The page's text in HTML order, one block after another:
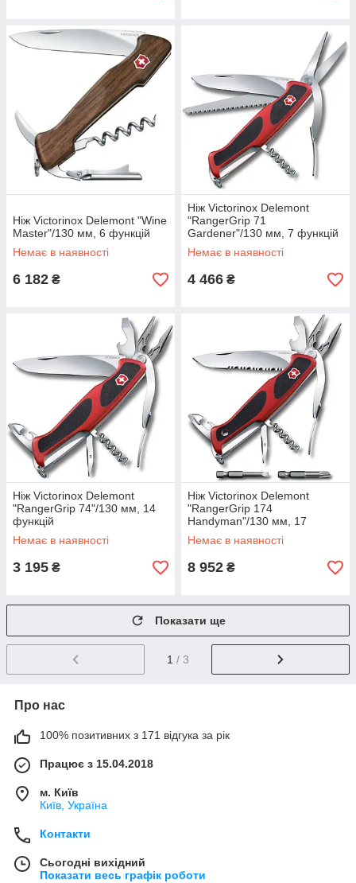
Ніж Victorinox Delemont "Wine
Master"/130 мм, 6 функцій
Немає в наявності
6 182 ₴
Ніж Victorinox Delemont
"RangerGrip 71
Gardener"/130 мм, 7 функцій
Немає в наявності
4 466 ₴
Ніж Victorinox Delemont
"RangerGrip 74"/130 мм, 14
функцій
Немає в наявності
3 195 ₴
Ніж Victorinox Delemont
"RangerGrip 174
Handyman"/130 мм, 17
функцій
Немає в наявності
8 952 ₴
Показати ще
1 / 3
Про нас
100% позитивних з 171 відгука за рік
Працює з 15.04.2018
м. Київ
Київ, Україна
Контакти
Сьогодні вихідний
Показати весь графік роботи